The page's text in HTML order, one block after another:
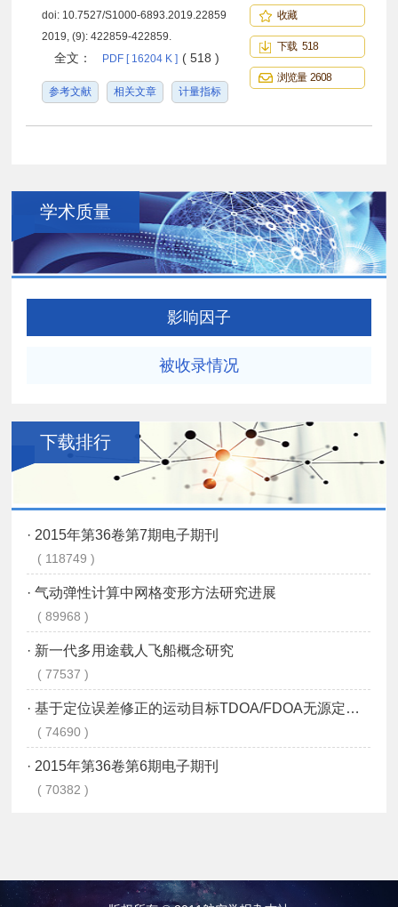
doi: 10.7527/S1000-6893.2019.22859
2019, (9): 422859-422859.
全文： PDF [ 16204 K ] ( 518 )
参考文献 相关文章 计量指标
收藏
下载 518
浏览量 2608
学术质量
影响因子
被收录情况
下载排行